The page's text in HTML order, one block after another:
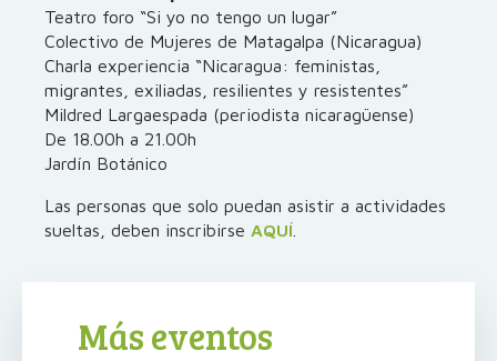
Teatro foro “Si yo no tengo un lugar”
Colectivo de Mujeres de Matagalpa (Nicaragua)
Charla experiencia “Nicaragua: feministas,
migrantes, exiliadas, resilientes y resistentes”
Mildred Largaespada (periodista nicaragüense)
De 18.00h a 21.00h
Jardín Botánico
Las personas que solo puedan asistir a actividades
sueltas, deben inscribirse AQUÍ
Más eventos